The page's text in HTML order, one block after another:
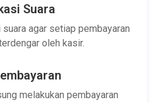
Suara
agar setiap pembayaran
oleh kasir.
melakukan pembayaran